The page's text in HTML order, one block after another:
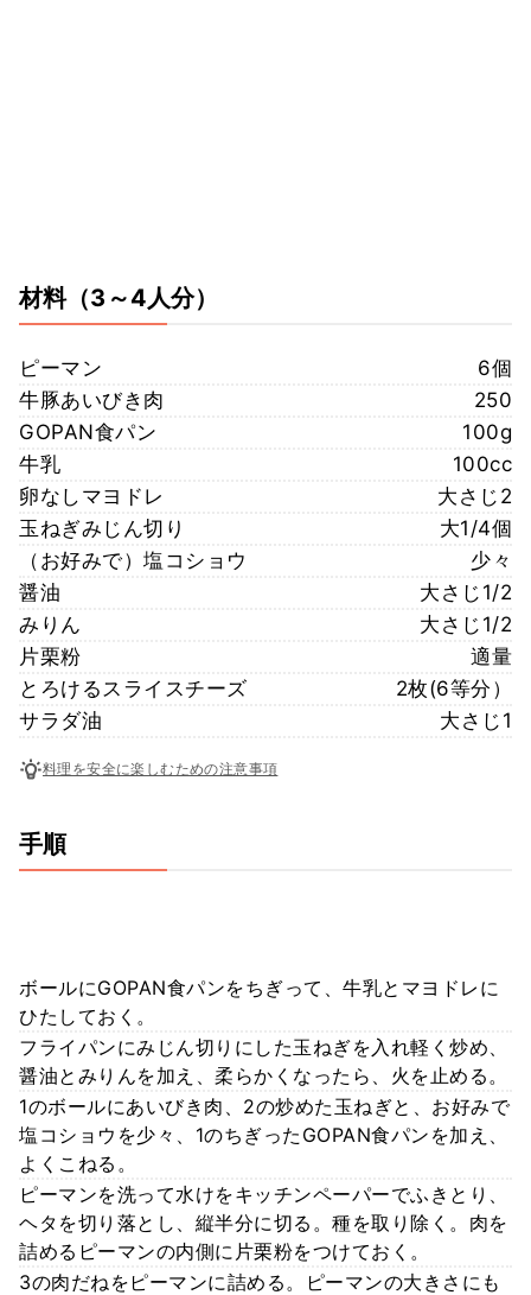
材料（3～4人分）
ピーマン
6個
牛豚あいびき肉
250
GOPAN食パン
100g
牛乳
100cc
卵なしマヨドレ
大さじ2
玉ねぎみじん切り
大1/4個
（お好みで）塩コショウ
少々
醤油
大さじ1/2
みりん
大さじ1/2
片栗粉
適量
とろけるスライスチーズ
2枚(6等分）
サラダ油
大さじ1
料理を安全に楽しむための注意事項
手順
ボールにGOPAN食パンをちぎって、牛乳とマヨドレに
ひたしておく。
フライパンにみじん切りにした玉ねぎを入れ軽く炒め、
醤油とみりんを加え、柔らかくなったら、火を止める。
1のボールにあいびき肉、2の炒めた玉ねぎと、お好みで
塩コショウを少々、1のちぎったGOPAN食パンを加え、
よくこねる。
ピーマンを洗って水けをキッチンペーパーでふきとり、
ヘタを切り落とし、縦半分に切る。種を取り除く。肉を
詰めるピーマンの内側に片栗粉をつけておく。
3の肉だねをピーマンに詰める。ピーマンの大きさにも